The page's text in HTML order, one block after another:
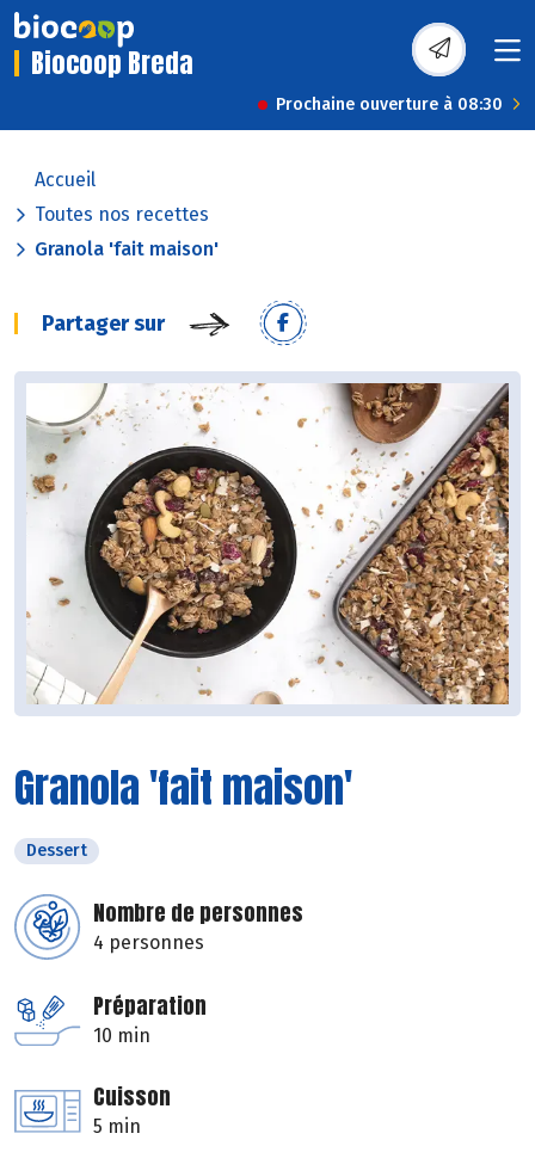
Biocoop Breda
Prochaine ouverture à 08:30
Accueil
Toutes nos recettes
Granola 'fait maison'
Partager sur
Granola 'fait maison'
Dessert
Nombre de personnes
4 personnes
Préparation
10 min
Cuisson
5 min